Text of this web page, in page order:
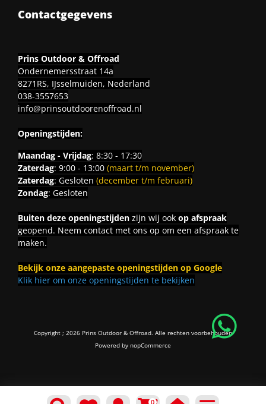
0
Contactgegevens
Prins Outdoor & Offroad
Ondernemersstraat 14a
8271RS, IJsselmuiden, Nederland
038-3557653
info@prinsoutdoorenoffroad.nl
Openingstijden:
Maandag - Vrijdag: 8:30 - 17:30
Zaterdag: 9:00 - 13:00 (maart t/m november)
Zaterdag: Gesloten (december t/m februari)
Zondag: Gesloten
Buiten deze openingstijdenzijn wij ook op afspraak
geopend. Neem contact met ons op om een afspraak te
maken.
Bekijk onze aangepaste openingstijden op Google
Klik hier om onze openingstijden te bekijken
Copyright ; 2026 Prins Outdoor & Offroad. Alle rechten voorbehouden
Powered by nopCommerce